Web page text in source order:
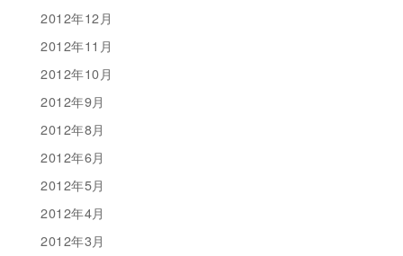
2012年12月
2012年11月
2012年10月
2012年9月
2012年8月
2012年6月
2012年5月
2012年4月
2012年3月